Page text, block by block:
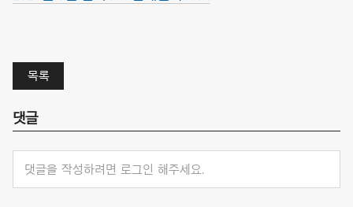
목록
댓글
댓글을 작성하려면 로그인 해주세요.